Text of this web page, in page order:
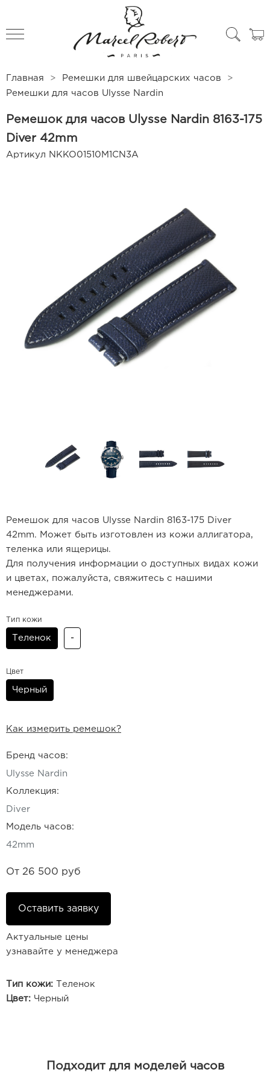
Главная
Ремешки для швейцарских часов
Ремешки для часов Ulysse Nardin
Ремешок для часов Ulysse Nardin 8163-175
Diver 42mm
Артикул NKKO01510M1CN3A
Ремешок для часов Ulysse Nardin 8163-175 Diver
42mm. Может быть изготовлен из кожи аллигатора,
теленка или ящерицы.
Для получения информации о доступных видах кожи
и цветах, пожалуйста, свяжитесь с нашими
менеджерами.
Тип кожи
Теленок -
Цвет
Черный
Как измерить ремешок?
Бренд часов:
Ulysse Nardin
Коллекция:
Diver
Модель часов:
42mm
От 26 500 руб
Оставить заявку
Актуальные цены
узнавайте у менеджера
Тип кожи: Теленок
Цвет: Черный
Подходит для моделей часов